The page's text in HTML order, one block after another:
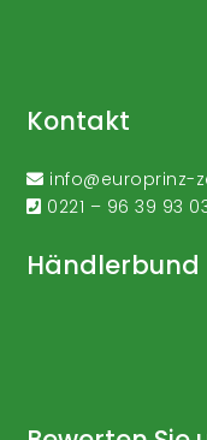
Kontakt
info@europrinz-
0221 – 96 39 93
Händlerbund